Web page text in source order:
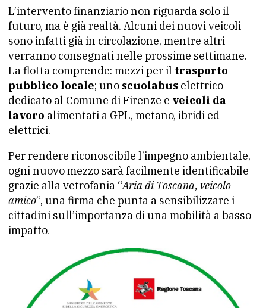
L’intervento finanziario non riguarda solo il
futuro, ma è già realtà. Alcuni dei nuovi veicoli
sono infatti già in circolazione, mentre altri
verranno consegnati nelle prossime settimane.
La flotta comprende: mezzi per il trasporto
pubblico locale; uno scuolabus elettrico
dedicato al Comune di Firenze e veicoli da
lavoro alimentati a GPL, metano, ibridi ed
elettrici.
Per rendere riconoscibile l’impegno ambientale,
ogni nuovo mezzo sarà facilmente identificabile
grazie alla vetrofania “Aria di Toscana, veicolo
amico”, una firma che punta a sensibilizzare i
cittadini sull’importanza di una mobilità a basso
impatto.